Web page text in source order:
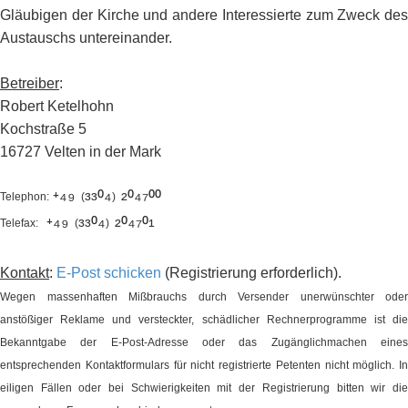
Gläubigen der Kirche und andere Interessierte zum Zweck des
Austauschs untereinander.
Betreiber:
Robert Ketelhohn
Kochstraße 5
16727 Velten in der Mark
Telephon: ⁺⁴⁹ (³³⁰⁴) ²⁰⁴⁷⁰⁰
Telefax: ⁺⁴⁹ (³³⁰⁴) ²⁰⁴⁷⁰¹
Kontakt: E-Post schicken (Registrierung erforderlich).
Wegen massenhaften Mißbrauchs durch Versender unerwünschter oder
anstößiger Reklame und versteckter, schädlicher Rechnerprogramme ist die
Bekanntgabe der E-Post-Adresse oder das Zugänglichmachen eines
entsprechenden Kontaktformulars für nicht registrierte Petenten nicht möglich. In
eiligen Fällen oder bei Schwierigkeiten mit der Registrierung bitten wir die